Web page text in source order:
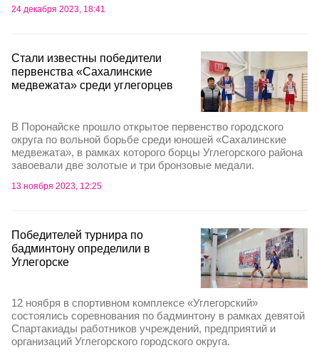
24 декабря 2023, 18:41
Стали известны победители
первенства «Сахалинские
медвежата» среди углегорцев
В Поронайске прошло открытое первенство городского
округа по вольной борьбе среди юношей «Сахалинские
медвежата», в рамках которого борцы Углегорского района
завоевали две золотые и три бронзовые медали.
13 ноября 2023, 12:25
Победителей турнира по
бадминтону определили в
Углегорске
12 ноября в спортивном комплексе «Углегорский»
состоялись соревнования по бадминтону в рамках девятой
Спартакиады работников учреждений, предприятий и
организаций Углегорского городского округа.